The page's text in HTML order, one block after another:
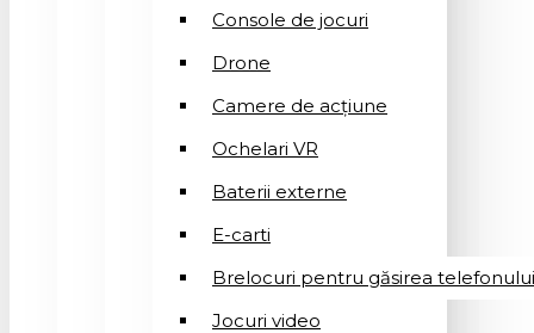
Console de jocuri
Drone
Camere de acțiune
Ochelari VR
Baterii externe
E-carti
Brelocuri pentru găsirea telefonului
Jocuri video